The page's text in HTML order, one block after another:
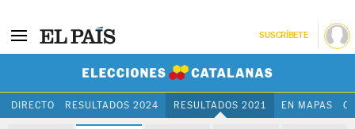
SUSCRÍBETE
DIRECTO RESULTADOS 2024 RESULTADOS 2021 EN MAPAS